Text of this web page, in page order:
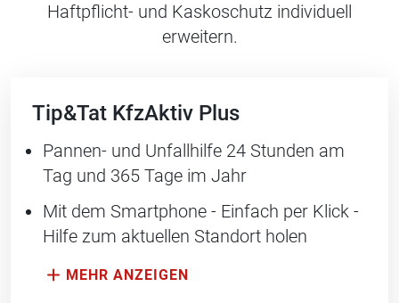
Haftpflicht- und Kaskoschutz individuell
erweitern.
Tip&Tat KfzAktiv Plus
Pannen- und Unfallhilfe 24 Stunden am
Tag und 365 Tage im Jahr
Mit dem Smartphone - Einfach per Klick -
Hilfe zum aktuellen Standort holen